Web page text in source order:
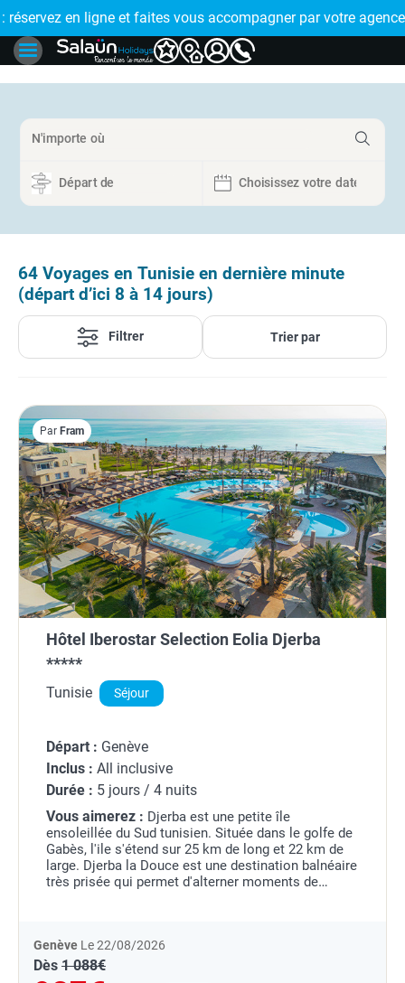
accompagner par votre agence de proximité
🤩 PAIEMENT EN PLUSIEURS FOIS :
64 Voyages en Tunisie en dernière minute
(départ d’ici 8 à 14 jours)
Filtrer Trier par
Par Fram
Hôtel Iberostar Selection Eolia Djerba
*****
Tunisie Séjour
Départ : Genève
Inclus : All inclusive
Durée : 5 jours / 4 nuits
Vous aimerez : Djerba est une petite île
ensoleillée du Sud tunisien. Située dans le golfe de
Gabès, l'ile s'étend sur 25 km de long et 22 km de
large. Djerba la Douce est une destination balnéaire
très prisée qui permet d'alterner moments de
Genève Le 22/08/2026
Dès 1 088€